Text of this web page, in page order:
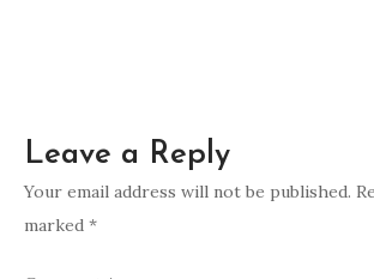
Leave a Reply
Your email address will not be published.
marked *